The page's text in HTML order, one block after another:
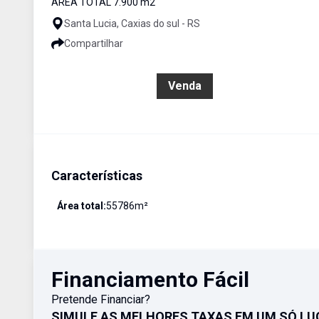
Santa Lucia, Caxias do sul - RS
Compartilhar
Venda
Características
Área total:55786m²
Financiamento Fácil
Pretende Financiar?